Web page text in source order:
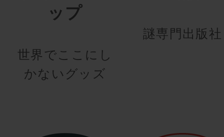
ップ
世界でここにし
かないグッズ
謎専門出版社